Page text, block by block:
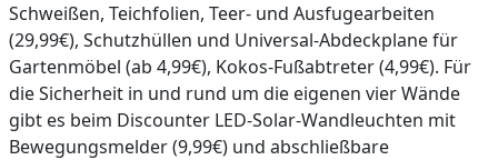
Schweißen, Teichfolien, Teer- und Ausfugearbeiten
(29,99€), Schutzhüllen und Universal-Abdeckplane für
Gartenmöbel (ab 4,99€), Kokos-Fußabtreter (4,99€). Für
die Sicherheit in und rund um die eigenen vier Wände
gibt es beim Discounter LED-Solar-Wandleuchten mit
Bewegungsmelder (9,99€) und abschließbare